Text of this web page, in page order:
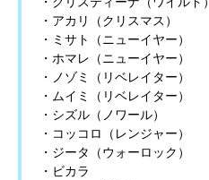
・アカリ（クリスマス）
・ミサト（ニューイヤー）
・ホマレ（ニューイヤー）
・ノゾミ（リベレイター）
・ムイミ（リベレイター）
・シズル（ノワール）
・コッコロ（レンジャー）
・ジータ（ウォーロック）
・ビカラ